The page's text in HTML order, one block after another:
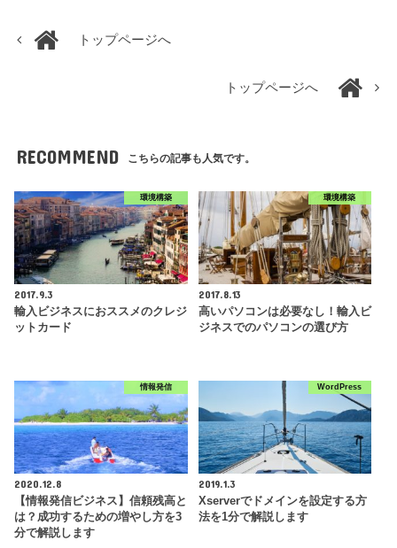
トップページへ
トップページへ
RECOMMEND こちらの記事も人気です。
環境構築
2017.9.3
輸入ビジネスにおススメのクレジ
ットカード
環境構築
2017.8.13
高いパソコンは必要なし！輸入ビ
ジネスでのパソコンの選び方
情報発信
2020.12.8
【情報発信ビジネス】信頼残高と
は？成功するための増やし方を3
分で解説します
WordPress
2019.1.3
Xserverでドメインを設定する方
法を1分で解説します